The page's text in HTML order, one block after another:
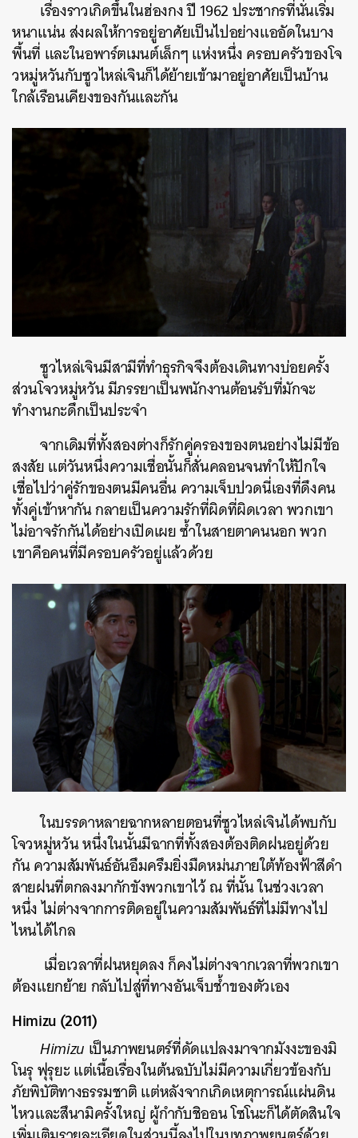
เรื่องราวเกิดขึ้นในฮ่องกง ปี 1962 ประชากรที่นั่นเริ่ม
หนาแน่น ส่งผลให้การอยู่อาศัยเป็นไปอย่างแออัดในบาง
พื้นที่ และในอพาร์ตเมนต์เล็กๆ แห่งหนึ่ง ครอบครัวของโจ
วหมู่หวันกับซูวไหล่เจินก็ได้ย้ายเข้ามาอยู่อาศัยเป็นบ้าน
ใกล้เรือนเคียงของกันและกัน
ซูวไหล่เจินมีสามีที่ทำธุรกิจจึงต้องเดินทางบ่อยครั้ง
ส่วนโจวหมู่หวัน มีภรรยาเป็นพนักงานต้อนรับที่มักจะ
ทำงานกะดึกเป็นประจำ
จากเดิมที่ทั้งสองต่างก็รักคู่ครองของตนอย่างไม่มีข้อ
สงสัย แต่วันหนึ่งความเชื่อนั้นก็สั่นคลอนจนทำให้ปักใจ
เชื่อไปว่าคู่รักของตนมีคนอื่น ความเจ็บปวดนี่เองที่ดึงคน
ทั้งคู่เข้าหากัน กลายเป็นความรักที่ผิดที่ผิดเวลา พวกเขา
ไม่อาจรักกันได้อย่างเปิดเผย ซ้ำในสายตาคนนอก พวก
เขาคือคนที่มีครอบครัวอยู่แล้วด้วย
ในบรรดาหลายฉากหลายตอนที่ซูวไหล่เจินได้พบกับ
โจวหมู่หวัน หนึ่งในนั้นมีฉากที่ทั้งสองต้องติดฝนอยู่ด้วย
กัน ความสัมพันธ์อันอึมครึมยิ่งมืดหม่นภายใต้ท้องฟ้าสีดำ
สายฝนที่ตกลงมากักขังพวกเขาไว้ ณ ที่นั้น ในช่วงเวลา
หนึ่ง ไม่ต่างจากการติดอยู่ในความสัมพันธ์ที่ไม่มีทางไป
ไหนได้ไกล
เมื่อเวลาที่ฝนหยุดลง ก็คงไม่ต่างจากเวลาที่พวกเขา
ต้องแยกย้าย กลับไปสู่ที่ทางอันเจ็บช้ำของตัวเอง
Himizu (2011)
Himizu เป็นภาพยนตร์ที่ดัดแปลงมาจากมังงะของมิ
โนรุ ฟุรุยะ แต่เนื้อเรื่องในต้นฉบับไม่มีความเกี่ยวข้องกับ
ภัยพิบัติทางธรรมชาติ แต่หลังจากเกิดเหตุการณ์แผ่นดิน
ไหวและสึนามิครั้งใหญ่ ผู้กำกับชิออน โซโนะก็ได้ตัดสินใจ